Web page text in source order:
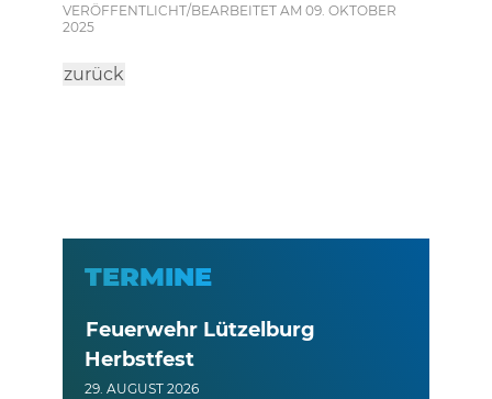
VERÖFFENTLICHT/BEARBEITET AM 09. OKTOBER
2025
zurück
TERMINE
Feuerwehr Lützelburg
Herbstfest
29. AUGUST 2026